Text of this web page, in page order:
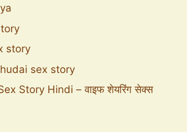
story
sex story
Story Hindi – वाइफ शेयरिंग सेक्स